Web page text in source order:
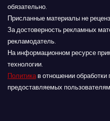
обязательно.
Присланные материалы не
За достоверность рекламных
рекламодатель.
На информационном ресурсе
технологии.
Политикав отношении
предоставляемых